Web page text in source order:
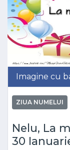
Imagine cu
ZIUA NUMELUI
Nelu, La
30